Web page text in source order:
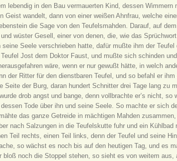
lebendig in den Bau vermauerten Kind, dessen Wimmern
Geist wandelt, dann von einer weißen Ahnfrau, welche
die Sage von den Teufelsmahden. Darauf, auf
wüster Gesell, einer von denen, die, wie das
Seele verschrieben hatte, dafür mußte ihm der Teufel
Jost dem Doktor Faust, und mußte sich schinden
wäre, wenn er nur gewußt hätte, in welch
der Ritter für den dienstbaren Teufel, und so befahl er
Seite der Burg, daran hundert Schnitter drei Tage lang zu
drob angst und bange, denn vollbrachte er’s nicht, so
Tode über ihn und seine Seele. So machte er sich
das ganze Getreide in mächtigen Mahden
nach Salzungen in die Teufelskutte fuhr und ein Kühlbad
Teil rechts, einen Teil links, denn der Teufel und seine
so wächst es noch bis auf den heutigen Tag, und es
bloß noch die Stoppel stehen, so sieht es von weitem aus,